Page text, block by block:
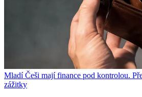
Mladí Češi mají finance pod kontrolou.
zážitky